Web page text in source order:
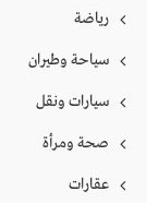
رياضة
سياحة وطيران
سيارات ونقل
صحة ومرأة
عقارات